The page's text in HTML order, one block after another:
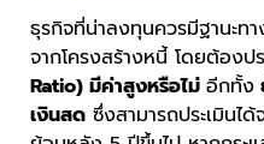
ธุรกิจที่น่าลงทุนควรมีฐานะท
จากโครงสร้างหนี้ โดยต้องป
Ratio) มีค่าสูงหรือไม่อีกทั้ง
เงินสด ซึ่งสามารถประเมินไ